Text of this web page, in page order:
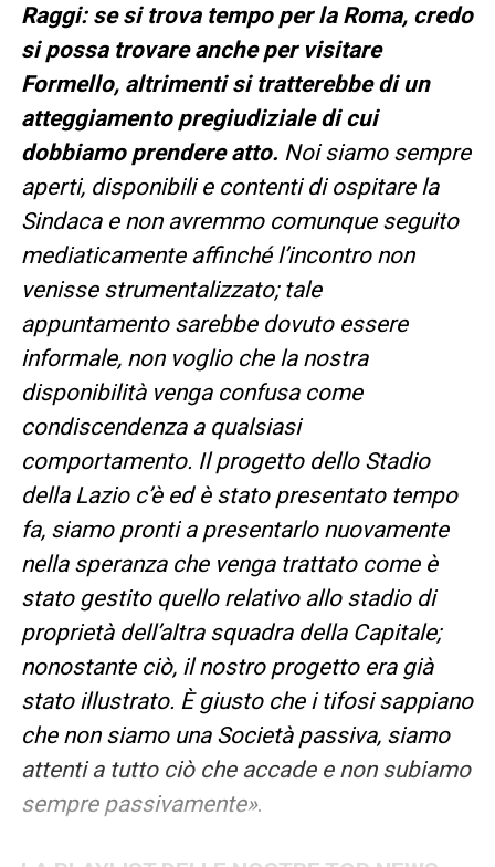
Raggi: se si trova tempo per la Roma, credo
si possa trovare anche per visitare
Formello, altrimenti si tratterebbe di un
atteggiamento pregiudiziale di cui
dobbiamo prendere atto. Noi siamo sempre
aperti, disponibili e contenti di ospitare la
Sindaca e non avremmo comunque seguito
mediaticamente affinché l’incontro non
venisse strumentalizzato; tale
appuntamento sarebbe dovuto essere
informale, non voglio che la nostra
disponibilità venga confusa come
condiscendenza a qualsiasi
comportamento. Il progetto dello Stadio
della Lazio c’è ed è stato presentato tempo
fa, siamo pronti a presentarlo nuovamente
nella speranza che venga trattato come è
stato gestito quello relativo allo stadio di
proprietà dell’altra squadra della Capitale;
nonostante ciò, il nostro progetto era già
stato illustrato. È giusto che i tifosi sappiano
che non siamo una Società passiva, siamo
attenti a tutto ciò che accade e non subiamo
sempre passivamente».